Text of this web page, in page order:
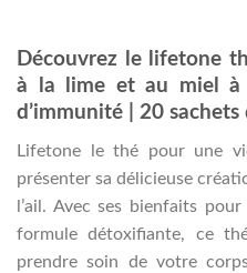
Découvrez le lifetone
à la lime et au miel à
d’immunité | 20
Lifetone le thé pour une
présenter sa délicieuse
l’ail. Avec ses bienfaits
formule détoxifiante, ce
prendre soin de votre